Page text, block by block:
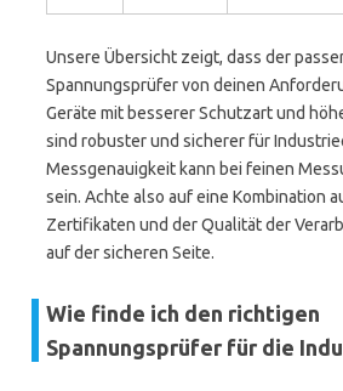
Unsere Übersicht zeigt, dass der
Spannungsprüfer von deinen
Geräte mit besserer Schutzart und
sind robuster und sicherer für
Messgenauigkeit kann bei feinen
sein. Achte also auf eine Kombination
Zertifikaten und der Qualität der
auf der sicheren Seite.
Wie finde ich den richtigen
Spannungsprüfer für die